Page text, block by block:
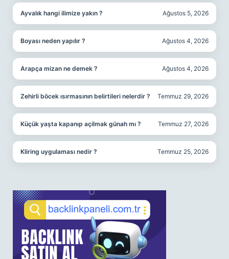
Ayvalık hangi ilimize yakın ? Ağustos 5, 2026
Boyası neden yapılır ? Ağustos 4, 2026
Arapça mizan ne demek ? Ağustos 4, 2026
Zehirli böcek ısırmasının belirtileri nelerdir ? Temmuz 29, 2026
Küçük yaşta kapanıp açilmak günah mı ? Temmuz 27, 2026
Kliring uygulaması nedir ? Temmuz 25, 2026